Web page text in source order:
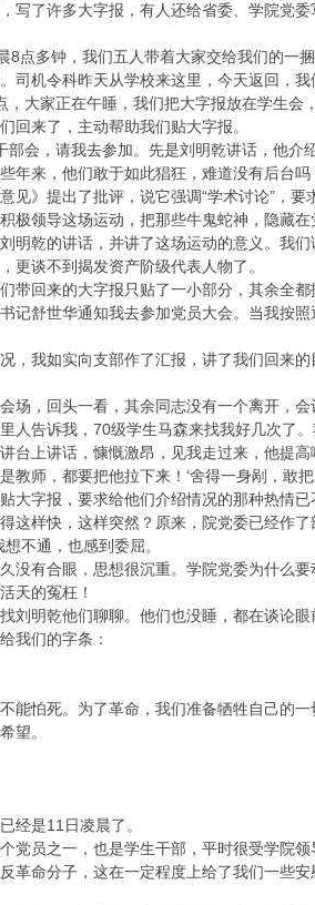
写了许多大字报，有人还给省委、学院党
8点多钟，我们五人带着大家交给我们的一
司机令科昨天从学校来这里，今天返回，
，大家正在午睡，我们把大字报放在学生会
回来了，主动帮助我们贴大字报。
部会，请我去参加。先是刘明乾讲话，他
年来，他们敢于如此猖狂，难道没有后台
见》提出了批评，说它强调“学术讨论”，
极领导这场运动，把那些牛鬼蛇神，隐藏在
明乾的讲话，并讲了这场运动的意义。我
更谈不到揭发资产阶级代表人物了。
带回来的大字报只贴了一小部分，其余全
记舒世华通知我去参加党员大会。当我按
，我如实向支部作了汇报，讲了我们回来
场，回头一看，其余同志没有一个离开，会
人告诉我，70级学生马森来找我好几次了
台上讲话，慷慨激昂，见我走过来，他提
教师，都要把他拉下来！‘舍得一身剐，敢
大字报，要求给他们介绍情况的那种热情已
这样快，这样突然？原来，院党委已经作
不通，也感到委屈。
没有合眼，思想很沉重。学院党委为什么
天的冤枉！
刘明乾他们聊聊。他们也没睡，都在谈论
我们的字条：
能怕死。为了革命，我们准备牺牲自己的
望。
经是11日凌晨了。
党员之一，也是学生干部，平时很受学院
革命分子，这在一定程度上给了我们一些